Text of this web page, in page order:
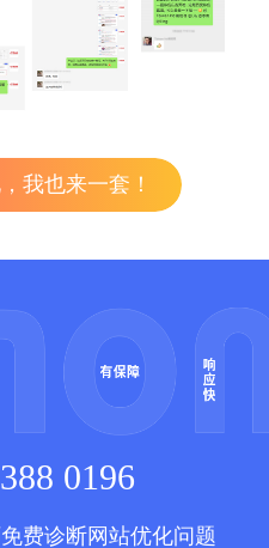
我也来一套！
0196
费诊断网站优化问题